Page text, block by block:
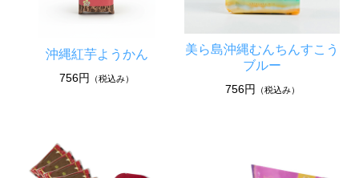
沖縄紅芋ようかん
756円 （税込み）
美ら島沖縄むんちんすこう
ブルー
756円 （税込み）